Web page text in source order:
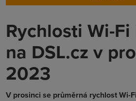
Rychlosti Wi-
na DSL.cz v
2023
V prosinci se průměrná rychlost Wi-